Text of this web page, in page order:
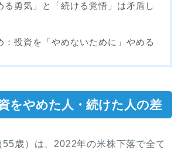
る勇気」と「続ける覚悟」は矛盾し
：投資を「やめないために」やめる
をやめた人・続けた人の差
歳）は、2022年の米株下落で全て